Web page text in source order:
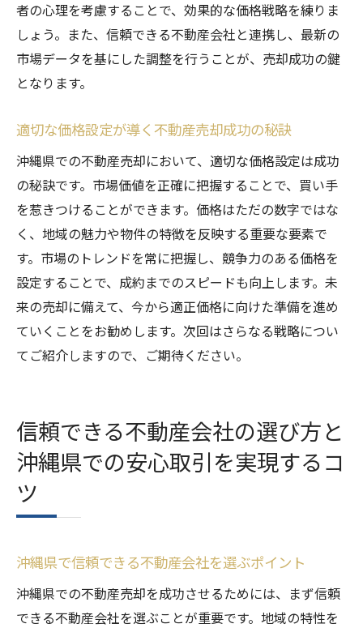
者の心理を考慮することで、効果的な価格戦略を練りま
しょう。また、信頼できる不動産会社と連携し、最新の
市場データを基にした調整を行うことが、売却成功の鍵
となります。
適切な価格設定が導く不動産売却成功の秘訣
沖縄県での不動産売却において、適切な価格設定は成功
の秘訣です。市場価値を正確に把握することで、買い手
を惹きつけることができます。価格はただの数字ではな
く、地域の魅力や物件の特徴を反映する重要な要素で
す。市場のトレンドを常に把握し、競争力のある価格を
設定することで、成約までのスピードも向上します。未
来の売却に備えて、今から適正価格に向けた準備を進め
ていくことをお勧めします。次回はさらなる戦略につい
てご紹介しますので、ご期待ください。
信頼できる不動産会社の選び方と
沖縄県での安心取引を実現するコ
ツ
沖縄県で信頼できる不動産会社を選ぶポイント
沖縄県での不動産売却を成功させるためには、まず信頼
できる不動産会社を選ぶことが重要です。地域の特性を